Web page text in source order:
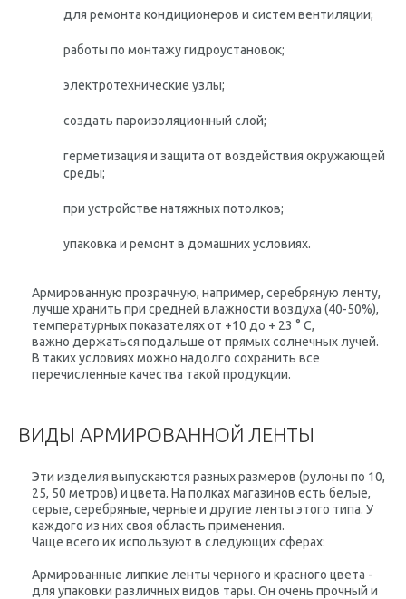
для ремонта кондиционеров и систем вентиляции;
работы по монтажу гидроустановок;
электротехнические узлы;
создать пароизоляционный слой;
герметизация и защита от воздействия окружающей
среды;
при устройстве натяжных потолков;
упаковка и ремонт в домашних условиях.
Армированную прозрачную, например, серебряную ленту,
лучше хранить при средней влажности воздуха (40-50%),
температурных показателях от +10 до + 23 ° С,
важно держаться подальше от прямых солнечных лучей.
В таких условиях можно надолго сохранить все
перечисленные качества такой продукции.
ВИДЫ АРМИРОВАННОЙ ЛЕНТЫ
Эти изделия выпускаются разных размеров (рулоны по 10,
25, 50 метров) и цвета. На полках магазинов есть белые,
серые, серебряные, черные и другие ленты этого типа. У
каждого из них своя область применения.
Чаще всего их используют в следующих сферах:
Армированные липкие ленты черного и красного цвета -
для упаковки различных видов тары. Он очень прочный и